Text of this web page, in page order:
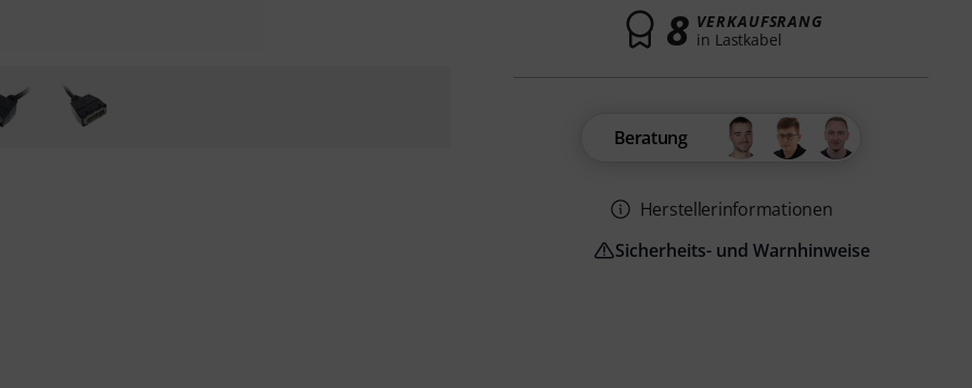
8 VERKAUFSRANG
in Lastkabel
Beratung
Herstellerinformationen
Sicherheits- und Warnhinweise